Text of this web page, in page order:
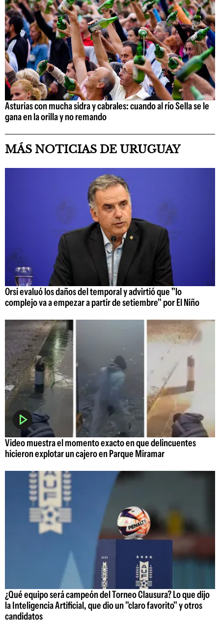
Asturias con mucha sidra y cabrales: cuando al río Sella se le
gana en la orilla y no remando
MÁS NOTICIAS DE URUGUAY
Orsi evaluó los daños del temporal y advirtió que "lo
complejo va a empezar a partir de setiembre" por El Niño
Video muestra el momento exacto en que delincuentes
hicieron explotar un cajero en Parque Miramar
¿Qué equipo será campeón del Torneo Clausura? Lo que dijo
la Inteligencia Artificial, que dio un "claro favorito" y otros
candidatos